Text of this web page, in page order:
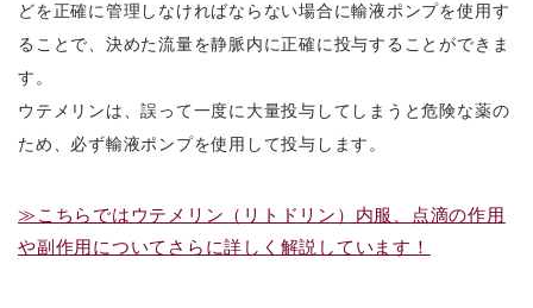
どを正確に管理しなければならない場合に輸液ポンプを使用す
ることで、決めた流量を静脈内に正確に投与することができま
す。
ウテメリンは、誤って一度に大量投与してしまうと危険な薬の
ため、必ず輸液ポンプを使用して投与します。
≫こちらではウテメリン（リトドリン）内服、点滴の作用
や副作用についてさらに詳しく解説しています！